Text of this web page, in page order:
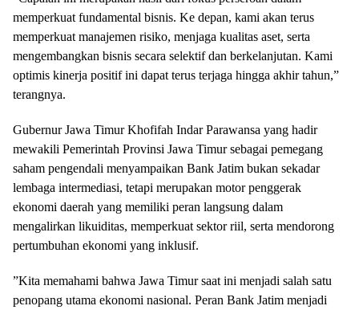
memperkuat fundamental bisnis. Ke depan, kami akan terus
memperkuat manajemen risiko, menjaga kualitas aset, serta
mengembangkan bisnis secara selektif dan berkelanjutan. Kami
optimis kinerja positif ini dapat terus terjaga hingga akhir tahun,”
terangnya.
Gubernur Jawa Timur Khofifah Indar Parawansa yang hadir
mewakili Pemerintah Provinsi Jawa Timur sebagai pemegang
saham pengendali menyampaikan Bank Jatim bukan sekadar
lembaga intermediasi, tetapi merupakan motor penggerak
ekonomi daerah yang memiliki peran langsung dalam
mengalirkan likuiditas, memperkuat sektor riil, serta mendorong
pertumbuhan ekonomi yang inklusif.
”Kita memahami bahwa Jawa Timur saat ini menjadi salah satu
penopang utama ekonomi nasional. Peran Bank Jatim menjadi